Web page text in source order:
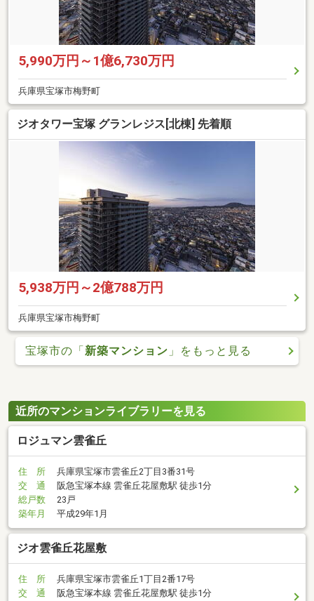
5,990万円～1億6,730万円
兵庫県宝塚市梅野町
ジオタワー宝塚 グランレジス[北棟] 先着順
5,938万円～2億788万円
兵庫県宝塚市梅野町
宝塚市の「新築マンション 」をもっと見る
近所のマンションライブラリーを見る
ロジュマン雲雀丘
住 所
兵庫県宝塚市雲雀丘2丁目3番31号
交 通
阪急宝塚本線 雲雀丘花屋敷駅 徒歩1分
総戸数
23戸
築年月
平成29年1月
ジオ雲雀丘花屋敷
住 所
兵庫県宝塚市雲雀丘1丁目2番17号
交 通
阪急宝塚本線 雲雀丘花屋敷駅 徒歩1分